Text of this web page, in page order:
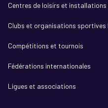
Centres de loisirs et
Clubs et organisations sportives
Compétitions et tournois
Fédérations internationales
Ligues et associations